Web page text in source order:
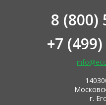
8 (800)
+7
г.